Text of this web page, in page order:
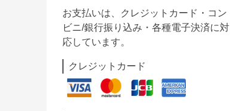
お支払いは、クレジットカード・コン
ビニ/銀行振り込み・各種電子決済に対
応しています。
クレジットカード